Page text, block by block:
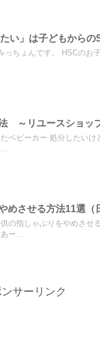
い」は子どもから
っちょんです。 HSCのお
～リユースショッ
ベビーカー 処分したい
めさせる方法11選（
の指しゃぶりをやめさせ
ー...
ンサーリンク